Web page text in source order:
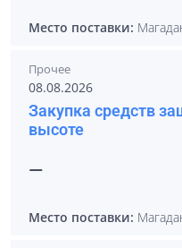
Место поставки:
Прочее
08.08.2026
Закупка средств
высоте
—
Место поставки: